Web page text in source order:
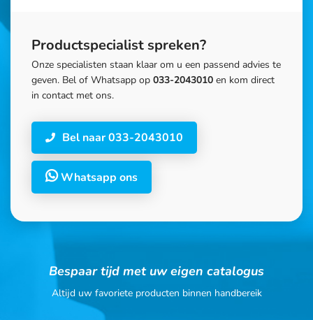
Productspecialist spreken?
Onze specialisten staan klaar om u een passend advies te
geven. Bel of Whatsapp op 033-2043010 en kom direct
in contact met ons.
Bel naar 033-2043010
Whatsapp ons
Bespaar tijd met uw eigen catalogus
Altijd uw favoriete producten binnen handbereik